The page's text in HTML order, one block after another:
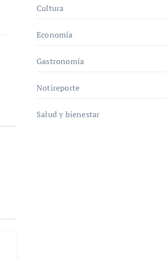
Cultura
Economía
Gastronomía
Notireporte
Salud y bienestar